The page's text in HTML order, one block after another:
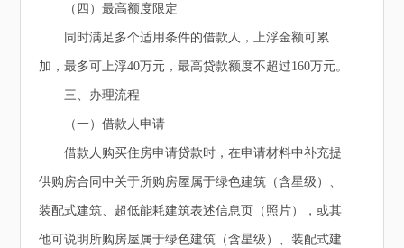
（四）最高额度限定
同时满足多个适用条件的借款人，上浮金额可累
加，最多可上浮40万元，最高贷款额度不超过160万元。
三、办理流程
（一）借款人申请
借款人购买住房申请贷款时，在申请材料中补充提
供购房合同中关于所购房屋属于绿色建筑（含星级）、
装配式建筑、超低能耗建筑表述信息页（照片），或其
他可说明所购房屋属于绿色建筑（含星级）、装配式建